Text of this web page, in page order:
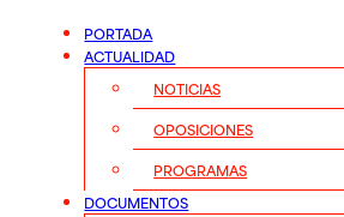
PORTADA
ACTUALIDAD
NOTICIAS
OPOSICIONES
PROGRAMAS
DOCUMENTOS